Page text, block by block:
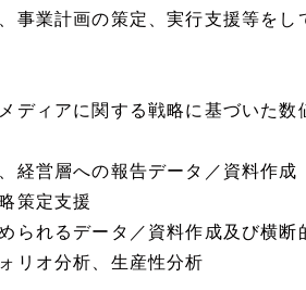
事業計画の策定、実行支援等をし
ディアに関する戦略に基づいた数
経営層への報告データ／資料作成
策定支援
られるデータ／資料作成及び横断
リオ分析、生産性分析